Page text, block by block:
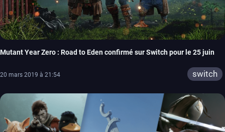
Mutant Year Zero : Road to Eden confirmé sur Switch pour le 25 juin
20 mars 2019 à 21:54 switch